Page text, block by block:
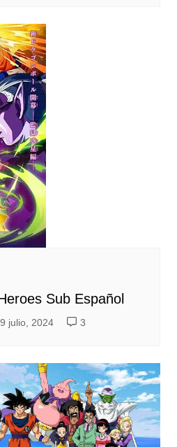
Sub Español
julio, 2024 3